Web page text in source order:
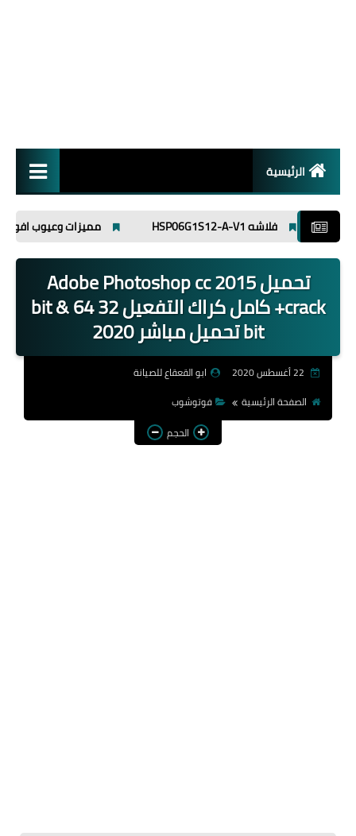
الرئيسية
انظمة تشغيل
برامج
اسلاميات
فلاشه HSP06G1S12-A-V1 مميزات وعيوب افوميتر ut89x
تحميل Adobe Photoshop cc 2015
+crack كامل كراك التفعيل 32 bit & 64
bit تحميل مباشر 2020
ابو القعقاع للصيانة
الصفحة الرئيسية
فوتوشوب
الحجم